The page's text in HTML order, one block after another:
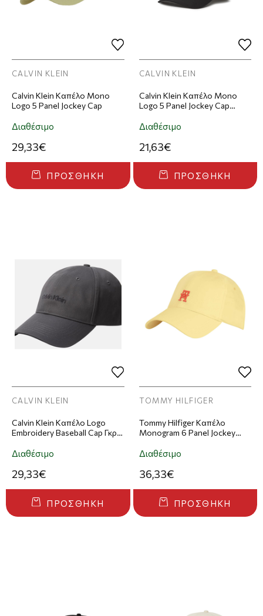
CALVIN KLEIN
Calvin Klein Καπέλο Mono
Logo 5 Panel Jockey Cap
Διαθέσιμο
29,33€
ΠΡΟΣΘΉΚΗ
CALVIN KLEIN
Calvin Klein Καπέλο Mono
Logo 5 Panel Jockey Cap
Διαθέσιμο
21,63€
ΠΡΟΣΘΉΚΗ
CALVIN KLEIN
Calvin Klein Καπέλο Logo
Embroidery Baseball Cap Γκρι
Διαθέσιμο
29,33€
ΠΡΟΣΘΉΚΗ
TOMMY HILFIGER
Tommy Hilfiger Καπέλο
Monogram 6 Panel Jockey
Διαθέσιμο
36,33€
ΠΡΟΣΘΉΚΗ